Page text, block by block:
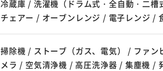
冷蔵庫 / 洗濯機（ドラム式・全自動・二
チェアー / オーブンレンジ / 電子レンジ /
掃除機 / ストーブ（ガス、電気） / ファ
メラ / 空気清浄機 / 高圧洗浄器 / 集塵機 /